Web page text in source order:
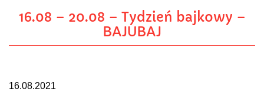
16.08 – 20.08 – Tydzień bajkowy –
BAJUBAJ
16.08.2021